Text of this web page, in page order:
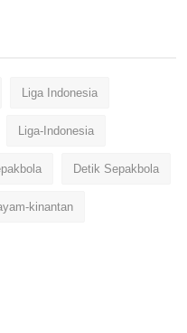
Liga Indonesia
Liga-Indonesia
Detik Sepakbola
kinantan